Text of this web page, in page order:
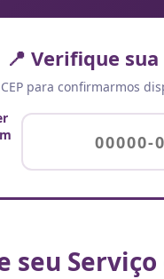
📍 Verifique
para confirmarmos
seu